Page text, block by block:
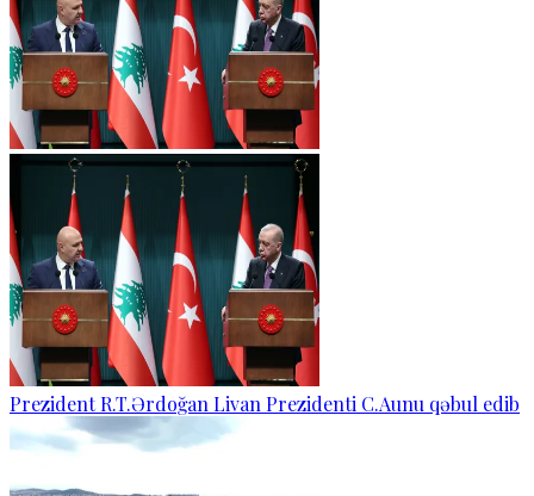
Prezident R.T.Ərdoğan Livan Prezidenti C.Aunu qəbul edib